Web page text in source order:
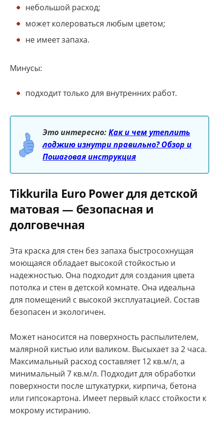
небольшой расход;
может колероваться любым цветом;
не имеет запаха.
Минусы:
подходит только для внутренних работ.
Это интересно:Как и чем утеплить
лоджию изнутри правильно? Обзор и
Пошаговая инструкция
Tikkurila Euro Power для детской
матовая — безопасная и
долговечная
Эта краска для стен без запаха быстросохнущая
моющаяся обладает высокой стойкостью и
надежностью. Она подходит для создания цвета
потолка и стен в детской комнате. Она идеальна
для помещений с высокой эксплуатацией. Состав
безопасен и экологичен.
Может наносится на поверхность распылителем,
малярной кистью или валиком. Высыхает за 2 часа.
Максимальный расход составляет 12 кв.м/л, а
минимальный 7 кв.м/л. Подходит для обработки
поверхности после штукатурки, кирпича, бетона
или гипсокартона. Имеет первый класс стойкости к
мокрому истиранию.